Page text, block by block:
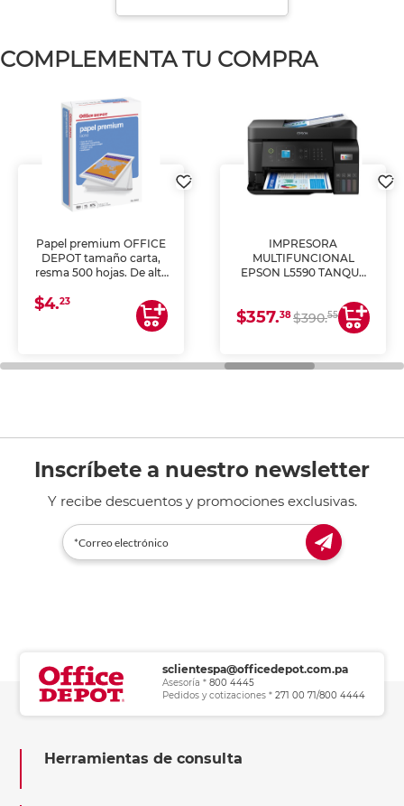
COMPLEMENTA TU COMPRA
Papel premium OFFICE
DEPOT tamaño carta,
resma 500 hojas. De alta
uniforme, ideal para
impresoras de inyección
de tinta y láser,
general de oficina.
$4.23
IMPRESORA
MULTIFUNCIONAL
EPSON L5590 TANQUE
COPIA Y ESCANEA)
$357.38$390.55
Inscríbete a nuestro newsletter
Y recibe descuentos y promociones exclusivas.
sclientespa@officedepot.com.pa
Asesoría * 800 4445
Pedidos y cotizaciones * 271 00 71/800 4444
Herramientas de consulta